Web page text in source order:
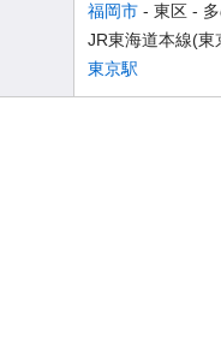
福岡市 - 東区 -
JR東海道本線(東
東京駅